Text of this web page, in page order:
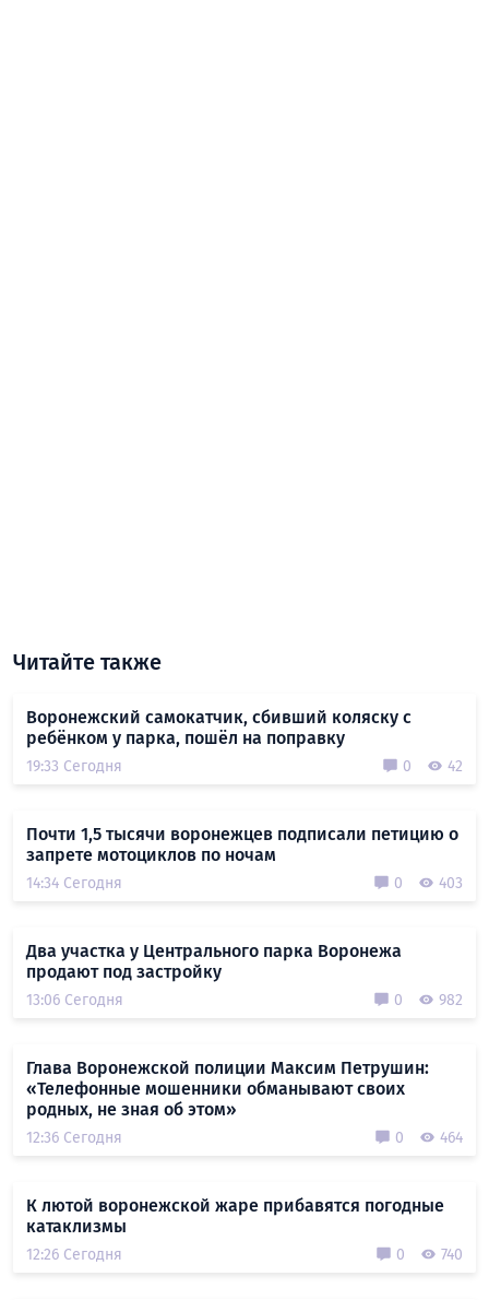
Читайте также
Воронежский самокатчик, сбивший коляску с
ребёнком у парка, пошёл на поправку
19:33 Сегодня 0 42
Почти 1,5 тысячи воронежцев подписали петицию о
запрете мотоциклов по ночам
14:34 Сегодня 0 403
Два участка у Центрального парка Воронежа
продают под застройку
13:06 Сегодня 0 982
Глава Воронежской полиции Максим Петрушин:
«Телефонные мошенники обманывают своих
родных, не зная об этом»
12:36 Сегодня 0 464
К лютой воронежской жаре прибавятся погодные
катаклизмы
12:26 Сегодня 0 740